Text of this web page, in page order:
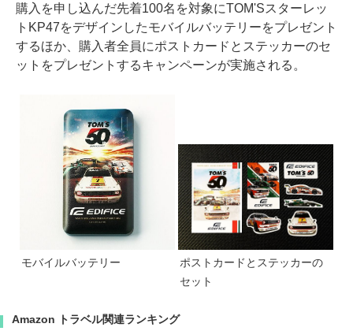
購入を申し込んだ先着100名を対象にTOM'Sスターレッ
トKP47をデザインしたモバイルバッテリーをプレゼント
するほか、購入者全員にポストカードとステッカーのセ
ットをプレゼントするキャンペーンが実施される。
モバイルバッテリー
ポストカードとステッカーの
セット
Amazon トラベル関連ランキング